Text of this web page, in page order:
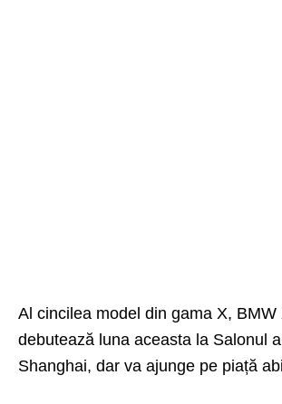
Al cincilea model din gama X, BMW
debutează luna aceasta la Salonul
Shanghai, dar va ajunge pe piață